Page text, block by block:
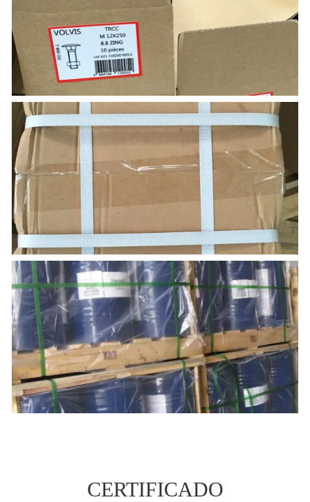
CERTIFICADO